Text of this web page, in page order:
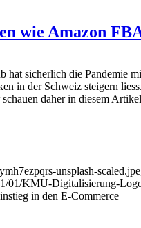
wie Amazon
hat sicherlich die Pandemie
in der Schweiz steigern liess.
daher in diesem Artikel
unsplash-
01/KMU-Digitalisierung-
in den E-Commerce